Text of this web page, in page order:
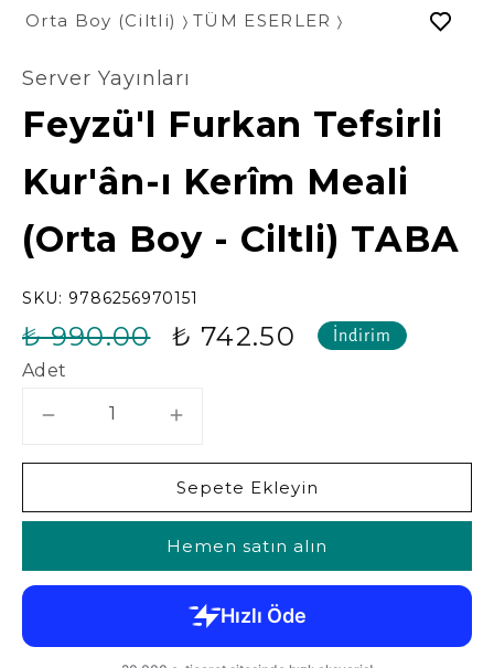
Orta Boy (Ciltli) TÜM ESERLER
Server Yayınları
Feyzü'l Furkan Tefsirli
Kur'ân-ı Kerîm Meali
(Orta Boy - Ciltli) TABA
SKU: 9786256970151
₺ 990.00 ₺ 742.50 İndirim
Adet
Sepete Ekleyin
Hemen satın alın